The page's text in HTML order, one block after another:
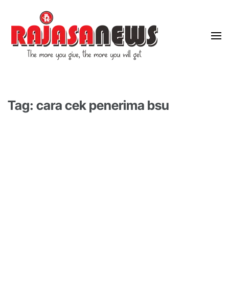
Tag: cara cek penerima bsu